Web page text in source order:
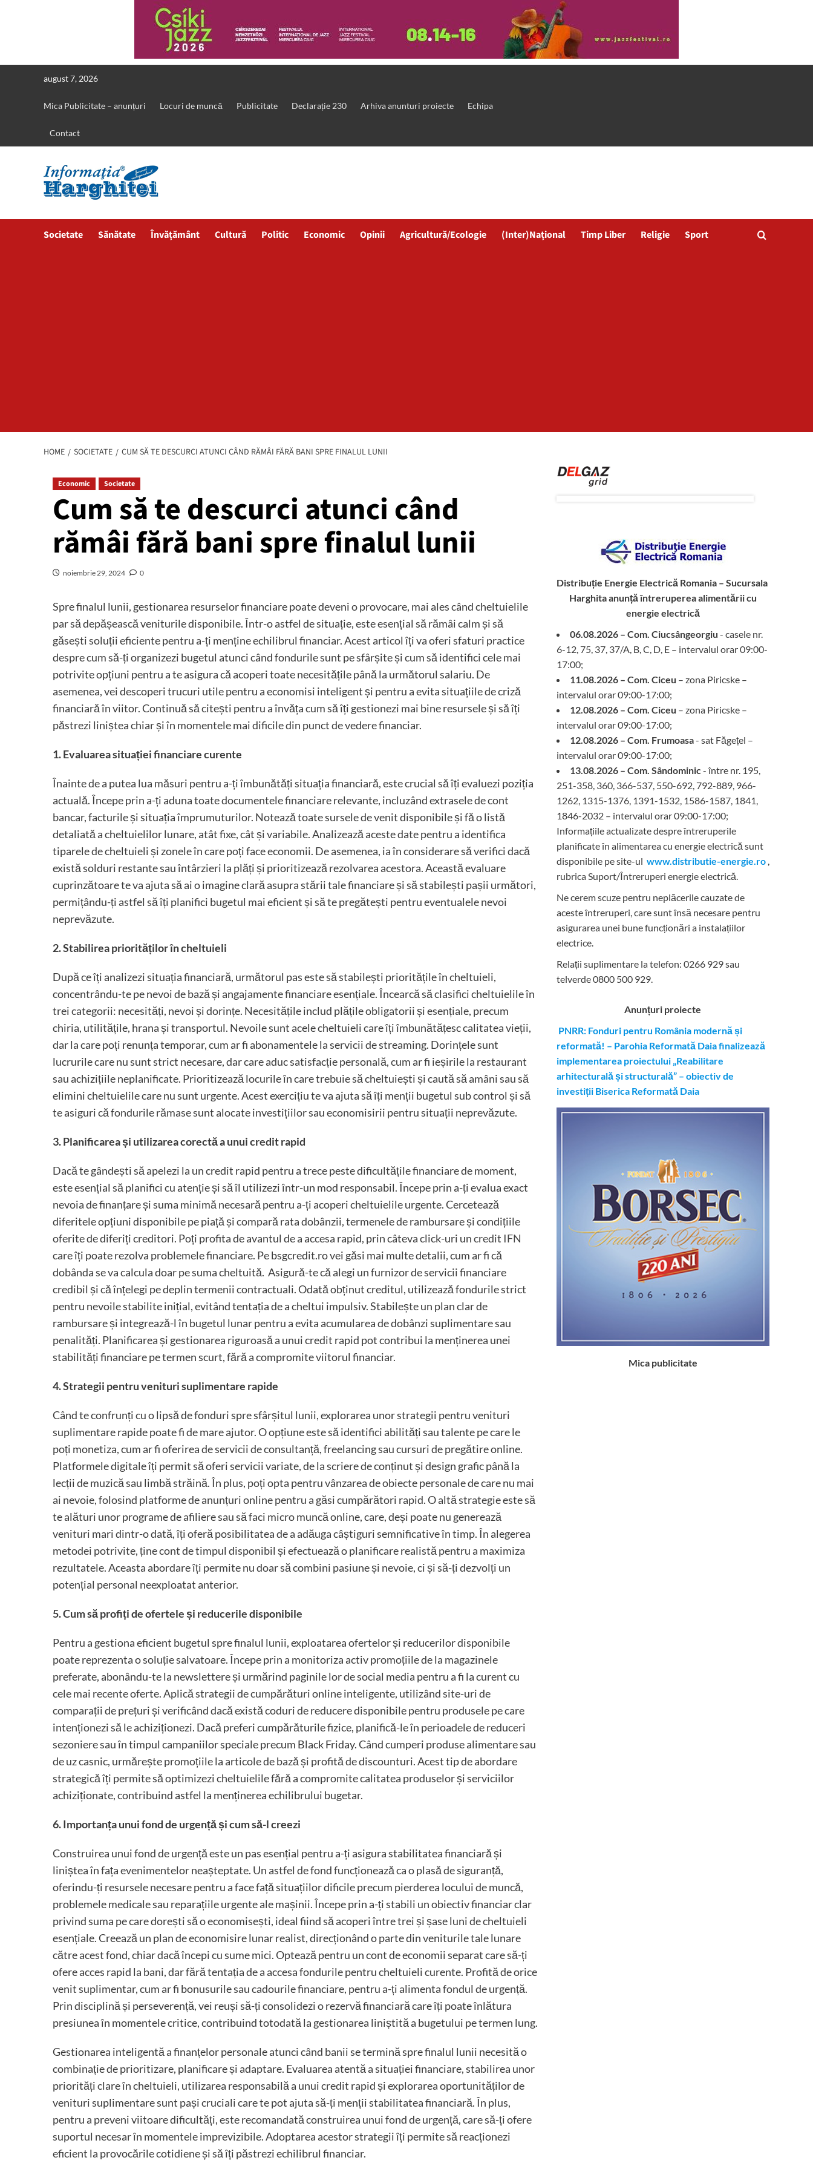
august 7, 2026
Mica Publicitate – anunțuri Locuri de muncă Publicitate Declarație 230 Arhiva anunturi proiecte Echipa
Contact
Societate Sănătate Învățământ Cultură Politic Economic Opinii Agricultură/Ecologie (Inter)Național Timp Liber Religie Sport
HOME SOCIETATE CUM SĂ TE DESCURCI ATUNCI CÂND RĂMÂI FĂRĂ BANI SPRE FINALUL LUNII
Economic Societate
Cum să te descurci atunci când
rămâi fără bani spre finalul lunii
noiembrie 29, 2024 0
Spre finalul lunii, gestionarea resurselor financiare poate deveni o provocare, mai ales când cheltuielile
par să depășească veniturile disponibile. Într-o astfel de situație, este esențial să rămâi calm și să
găsești soluții eficiente pentru a-ți menține echilibrul financiar. Acest articol îți va oferi sfaturi practice
despre cum să-ți organizezi bugetul atunci când fondurile sunt pe sfârșite și cum să identifici cele mai
potrivite opțiuni pentru a te asigura că acoperi toate necesitățile până la următorul salariu. De
asemenea, vei descoperi trucuri utile pentru a economisi inteligent și pentru a evita situațiile de criză
financiară în viitor. Continuă să citești pentru a învăța cum să îți gestionezi mai bine resursele și să îți
păstrezi liniștea chiar și în momentele mai dificile din punct de vedere financiar.
1. Evaluarea situației financiare curente
Înainte de a putea lua măsuri pentru a-ți îmbunătăți situația financiară, este crucial să îți evaluezi poziția
actuală. Începe prin a-ți aduna toate documentele financiare relevante, incluzând extrasele de cont
bancar, facturile și situația împrumuturilor. Notează toate sursele de venit disponibile și fă o listă
detaliată a cheltuielilor lunare, atât fixe, cât și variabile. Analizează aceste date pentru a identifica
tiparele de cheltuieli și zonele în care poți face economii. De asemenea, ia în considerare să verifici dacă
există solduri restante sau întârzieri la plăți și prioritizează rezolvarea acestora. Această evaluare
cuprinzătoare te va ajuta să ai o imagine clară asupra stării tale financiare și să stabilești pașii următori,
permițându-ți astfel să îți planifici bugetul mai eficient și să te pregătești pentru eventualele nevoi
neprevăzute.
2. Stabilirea priorităților în cheltuieli
După ce îți analizezi situația financiară, următorul pas este să stabilești prioritățile în cheltuieli,
concentrându-te pe nevoi de bază și angajamente financiare esențiale. Încearcă să clasifici cheltuielile în
trei categorii: necesități, nevoi și dorințe. Necesitățile includ plățile obligatorii și esențiale, precum
chiria, utilitățile, hrana și transportul. Nevoile sunt acele cheltuieli care îți îmbunătățesc calitatea vieții,
dar la care poți renunța temporar, cum ar fi abonamentele la servicii de streaming. Dorințele sunt
lucrurile care nu sunt strict necesare, dar care aduc satisfacție personală, cum ar fi ieșirile la restaurant
sau achizițiile neplanificate. Prioritizează locurile în care trebuie să cheltuiești și caută să amâni sau să
elimini cheltuielile care nu sunt urgente. Acest exercițiu te va ajuta să îți menții bugetul sub control și să
te asiguri că fondurile rămase sunt alocate investițiilor sau economisirii pentru situații neprevăzute.
3. Planificarea și utilizarea corectă a unui credit rapid
Dacă te gândești să apelezi la un credit rapid pentru a trece peste dificultățile financiare de moment,
este esențial să planifici cu atenție și să îl utilizezi într-un mod responsabil. Începe prin a-ți evalua exact
nevoia de finanțare și suma minimă necesară pentru a-ți acoperi cheltuielile urgente. Cercetează
diferitele opțiuni disponibile pe piață și compară rata dobânzii, termenele de rambursare și condițiile
oferite de diferiți creditori. Poți profita de avantul de a accesa rapid, prin câteva click-uri uncredit IFN
care îți poate rezolva problemele financiare. Pe bsgcredit.ro vei găsi mai multe detalii, cum ar fi că
dobânda se va calcula doar pe suma cheltuită. Asigură-te că alegi un furnizor de servicii financiare
credibil și că înțelegi pe deplin termenii contractuali. Odată obținut creditul, utilizează fondurile strict
pentru nevoile stabilite inițial, evitând tentația de a cheltui impulsiv. Stabilește un plan clar de
rambursare și integrează-l în bugetul lunar pentru a evita acumularea de dobânzi suplimentare sau
penalități. Planificarea și gestionarea riguroasă a unui credit rapid pot contribui la menținerea unei
stabilități financiare pe termen scurt, fără a compromite viitorul financiar.
4. Strategii pentru venituri suplimentare rapide
Când te confrunți cu o lipsă de fonduri spre sfârșitul lunii, explorarea unor strategii pentru venituri
suplimentare rapide poate fi de mare ajutor. O opțiune este să identifici abilități sau talente pe care le
poți monetiza, cum ar fi oferirea de servicii de consultanță, freelancing sau cursuri de pregătire online.
Platformele digitale îți permit să oferi servicii variate, de la scriere de conținut și design grafic până la
lecții de muzică sau limbă străină. În plus, poți opta pentru vânzarea de obiecte personale de care nu mai
ai nevoie, folosind platforme de anunțuri online pentru a găsi cumpărători rapid. O altă strategie este să
te alături unor programe de afiliere sau să faci micro muncă online, care, deși poate nu generează
venituri mari dintr-o dată, îți oferă posibilitatea de a adăuga câștiguri semnificative în timp. În alegerea
metodei potrivite, ține cont de timpul disponibil și efectuează o planificare realistă pentru a maximiza
rezultatele. Aceasta abordare îți permite nu doar să combini pasiune și nevoie, ci și să-ți dezvolți un
potențial personal neexploatat anterior.
5. Cum să profiți de ofertele și reducerile disponibile
Pentru a gestiona eficient bugetul spre finalul lunii, exploatarea ofertelor și reducerilor disponibile
poate reprezenta o soluție salvatoare. Începe prin a monitoriza activ promoțiile de la magazinele
preferate, abonându-te la newslettere și urmărind paginile lor de social media pentru a fi la curent cu
cele mai recente oferte. Aplică strategii de cumpărături online inteligente, utilizând site-uri de
comparații de prețuri și verificând dacă există coduri de reducere disponibile pentru produsele pe care
intenționezi să le achiziționezi. Dacă preferi cumpărăturile fizice, planifică-le în perioadele de reduceri
sezoniere sau în timpul campaniilor speciale precum Black Friday. Când cumperi produse alimentare sau
de uz casnic, urmărește promoțiile la articole de bază și profită de discounturi. Acest tip de abordare
strategică îți permite să optimizezi cheltuielile fără a compromite calitatea produselor și serviciilor
achiziționate, contribuind astfel la menținerea echilibrului bugetar.
6. Importanța unui fond de urgență și cum să-l creezi
Construirea unui fond de urgență este un pas esențial pentru a-ți asigura stabilitatea financiară și
liniștea în fața evenimentelor neașteptate. Un astfel de fond funcționează ca o plasă de siguranță,
oferindu-ți resursele necesare pentru a face față situațiilor dificile precum pierderea locului de muncă,
problemele medicale sau reparațiile urgente ale mașinii. Începe prin a-ți stabili un obiectiv financiar clar
privind suma pe care dorești să o economisești, ideal fiind să acoperi între trei și șase luni de cheltuieli
esențiale. Creează un plan de economisire lunar realist, direcționând o parte din veniturile tale lunare
către acest fond, chiar dacă începi cu sume mici. Optează pentru un cont de economii separat care să-ți
ofere acces rapid la bani, dar fără tentația de a accesa fondurile pentru cheltuieli curente. Profită de orice
venit suplimentar, cum ar fi bonusurile sau cadourile financiare, pentru a-ți alimenta fondul de urgență.
Prin disciplină și perseverență, vei reuși să-ți consolidezi o rezervă financiară care îți poate înlătura
presiunea în momentele critice, contribuind totodată la gestionarea liniștită a bugetului pe termen lung.
Gestionarea inteligentă a finanțelor personale atunci când banii se termină spre finalul lunii necesită o
combinație de prioritizare, planificare și adaptare. Evaluarea atentă a situației financiare, stabilirea unor
priorități clare în cheltuieli, utilizarea responsabilă a unui credit rapid și explorarea oportunităților de
venituri suplimentare sunt pași cruciali care te pot ajuta să-ți menții stabilitatea financiară. În plus,
pentru a preveni viitoare dificultăți, este recomandată construirea unui fond de urgență, care să-ți ofere
suportul necesar în momentele imprevizibile. Adoptarea acestor strategii îți permite să reacționezi
eficient la provocările cotidiene și să îți păstrezi echilibrul financiar.
Distribuție Energie Electrică Romania – Sucursala
Harghitaanunță întreruperea alimentării cu
energie electrică
06.08.2026 – Com. Ciucsângeorgiu - casele nr.
6-12, 75, 37, 37/A, B, C, D, E – intervalul orar 09:00-
17:00;
11.08.2026 – Com. Ciceu – zona Piricske –
intervalul orar 09:00-17:00;
12.08.2026 – Com. Ciceu – zona Piricske –
intervalul orar 09:00-17:00;
12.08.2026 – Com. Frumoasa- sat Făgețel –
intervalul orar 09:00-17:00;
13.08.2026 – Com. Sândominic- între nr. 195,
251-358, 360, 366-537, 550-692, 792-889, 966-
1262, 1315-1376, 1391-1532, 1586-1587, 1841,
1846-2032 – intervalul orar 09:00-17:00;
Informațiile actualizate despre întreruperile
planificate în alimentarea cu energie electrică sunt
disponibile pe site-ul www.distributie-energie.ro ,
rubrica Suport/Întreruperi energie electrică.
Ne cerem scuze pentru neplăcerile cauzate de
aceste întreruperi, care sunt însă necesare pentru
asigurarea unei bune funcționări a instalațiilor
electrice.
Relații suplimentare la telefon: 0266 929 sau
telverde 0800 500 929.
Anunțuri proiecte
PNRR: Fonduri pentru România modernă și
reformată! – Parohia Reformată Daia finalizează
implementarea proiectului „Reabilitare
arhitecturală și structurală” – obiectiv de
investiții Biserica Reformată Daia
Mica publicitate